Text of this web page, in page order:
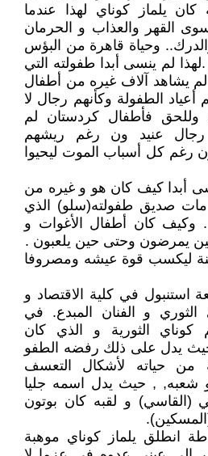
يلماز كوناي لهذا عندما
القهر والعذاب و الحرمان
وحياة قاهرة من البؤس
لم ينسى أبدا طفولته التي
يشاهد آلاف غيره من أطفال
الطفولة وكأنهم رجال لا
وللحق فأطفال كردستان لم
رجال عنيد ون رغم ريشهم
رغم كل أسباب الموت ليحيوا
أبدا كيف كان هو و غيره من
مات صديق طفولته(سلو) الذي
وكيف كان أطفال الأغوات و
يمرضون وحتى حين يلعبون .
ليكسب قوة عيشه ومصروفا
استنبول في كلية الاقتصاد و
و الفنان المبدع. في
كوناي الثورية و الذي كان
حيث يدل على ذلك رفضه الطفو
حياته لأشكال التعسف
شعبه, , حيث يدل اسمه جليا
(القاسي) و لقبه كان بوتون
انطلق يلماز كوناي موهبة